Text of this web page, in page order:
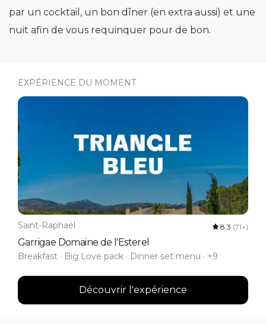
par un cocktail, un bon dîner (en extra aussi) et une
nuit afin de vous requinquer pour de bon.
EXPÉRIENCE DU MOMENT
Saint-Raphaël 8.3 (71+)
Garrigae Domaine de l'Esterel
Breakfast · Big Love pack · Dinner set menu · +9
Découvrir l'expérience